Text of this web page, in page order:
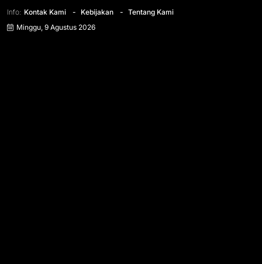
Info: Kontak Kami Kebijakan
Tentang Kami
Minggu, 9 Agustus 2026